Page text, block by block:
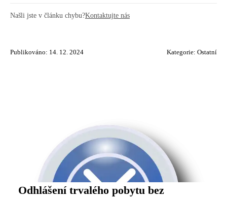
Našli jste v článku chybu?Kontaktujte nás
Publikováno: 14. 12. 2024 Kategorie: Ostatní
Odhlášení trvalého pobytu bez